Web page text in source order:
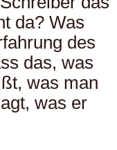
da? Was
des
das, was
was man
was er